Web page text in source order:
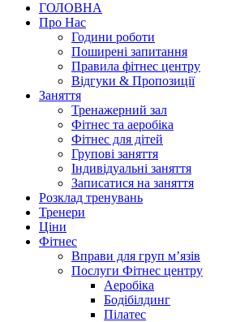
ГОЛОВНА
Про Нас
Години роботи
Поширені запитання
Правила фітнес центру
Відгуки & Пропозиції
Заняття
Тренажерний зал
Фітнес та аеробіка
Фітнес для дітей
Групові заняття
Індивідуальні заняття
Записатися на заняття
Розклад тренувань
Тренери
Ціни
Фітнес
Вправи для груп м’язів
Послуги Фітнес центру
Аеробіка
Бодібілдинг
Пілатес